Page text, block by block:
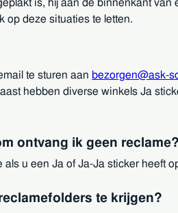
is, hij aan de binnenkant
op deze situaties te letten.
te sturen aan bezorgen@ask-
hebben diverse winkels Ja
ontvang ik geen reclame?
u een Ja of Ja-Ja sticker heeft
te krijgen?